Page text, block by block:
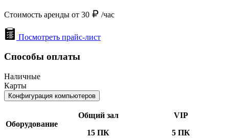
Стоимость аренды от 30 /час
Посмотреть прайс-лист
Способы оплаты
Наличные
Карты
Конфигурация компьютеров
Оборудование
Общий зал
15 ПК
VIP
5 ПК